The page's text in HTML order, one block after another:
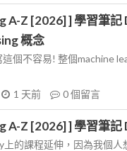
A-Z [2026] ] 學習筆記
概念
個不容易! 整個machine
1 天前 0個留言
A-Z [2026] ] 學習筆記
的課程延伸，因為我個人